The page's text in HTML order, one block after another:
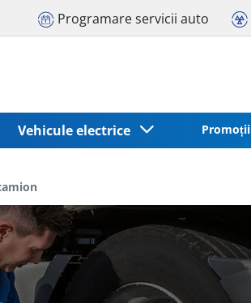
Programare servicii auto
Vehicule electrice Promoții